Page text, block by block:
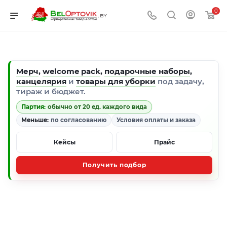
0
Мерч, welcome pack, подарочные наборы,
канцелярия и товары для уборки под задачу,
тираж и бюджет.
Партия: обычно от 20 ед. каждого вида
Меньше: по согласованию Условия оплаты и заказа
Кейсы Прайс
Получить подбор